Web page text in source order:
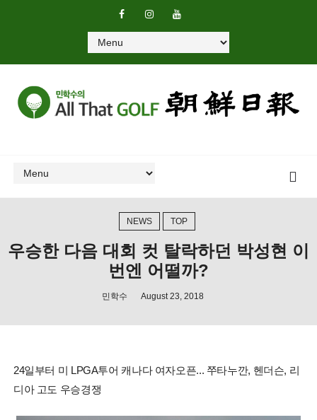
NEWS TOP
우승한 다음 대회 컷 탈락하던 박성현 이
번엔 어떨까?
민학수 August 23, 2018
24일부터 미 LPGA투어 캐나다 여자오픈... 쭈타누깐, 헨더슨, 리
디아 고도 우승경쟁